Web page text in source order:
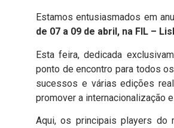
Estamos entusiasmados em
de 07 a 09 de abril, na FIL –
Esta feira, dedicada
ponto de encontro para todos
sucessos e várias edições
promover a internacionalização
Aqui, os principais players do